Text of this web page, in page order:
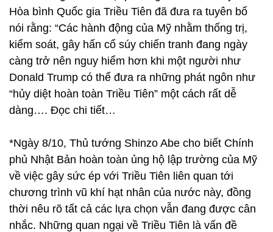
Hòa bình Quốc gia Triều Tiên đã đưa ra tuyên bố
nói rằng: “Các hành động của Mỹ nhằm thống trị,
kiểm soát, gây hấn cổ súy chiến tranh đang ngày
càng trở nên nguy hiểm hơn khi một người như
Donald Trump có thể đưa ra những phát ngôn như
“hủy diệt hoàn toàn Triều Tiên” một cách rất dễ
dàng…. Đọc chi tiết…
*Ngày 8/10, Thủ tướng Shinzo Abe cho biết Chính
phủ Nhật Bản hoàn toàn ủng hộ lập trường của Mỹ
về việc gây sức ép với Triều Tiên liên quan tới
chương trình vũ khí hạt nhân của nước này, đồng
thời nêu rõ tất cả các lựa chọn vẫn đang được cân
nhắc. Những quan ngại về Triều Tiên là vấn đề